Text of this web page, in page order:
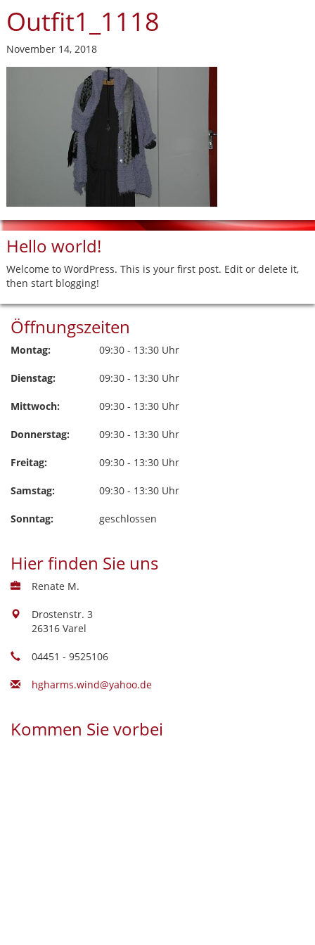
Outfit1_1118
November 14, 2018
Hello world!
Welcome to WordPress. This is your first post. Edit or delete it,
then start blogging!
Öffnungszeiten
Montag: 09:30 - 13:30 Uhr
Dienstag: 09:30 - 13:30 Uhr
Mittwoch: 09:30 - 13:30 Uhr
Donnerstag: 09:30 - 13:30 Uhr
Freitag: 09:30 - 13:30 Uhr
Samstag: 09:30 - 13:30 Uhr
Sonntag: geschlossen
Hier finden Sie uns
Renate M.
Drostenstr. 3
26316 Varel
04451 - 9525106
hgharms.wind@yahoo.de
Kommen Sie vorbei